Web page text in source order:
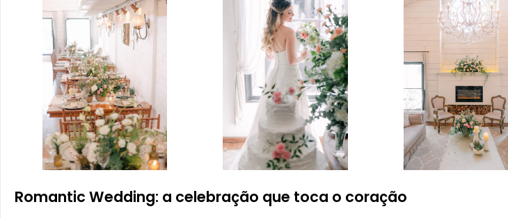
Romantic Wedding: a celebração que toca o coração